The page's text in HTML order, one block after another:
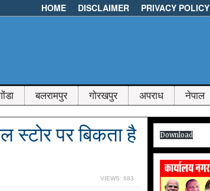
HOME DISCLAIMER PRIVACY POLICY
बलरामपुर गोरखपुर अपराध नेपाल
स्टोर पर बिकता है
VIEWS: 683
Download